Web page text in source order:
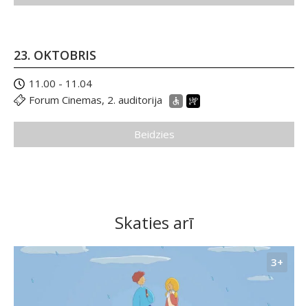
23. OKTOBRIS
11.00 - 11.04
Forum Cinemas, 2. auditorija
Beidzies
Skaties arī
3+